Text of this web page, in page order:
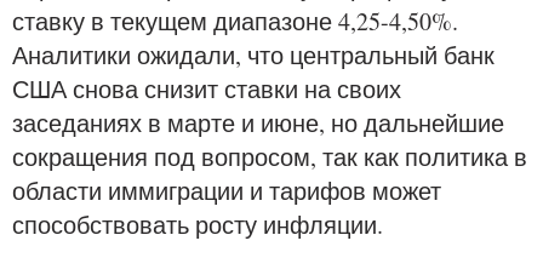
ставку в текущем диапазоне 4,25-4,50%.
Аналитики ожидали, что центральный банк
США снова снизит ставки на своих
заседаниях в марте и июне, но дальнейшие
сокращения под вопросом, так как политика в
области иммиграции и тарифов может
способствовать росту инфляции.